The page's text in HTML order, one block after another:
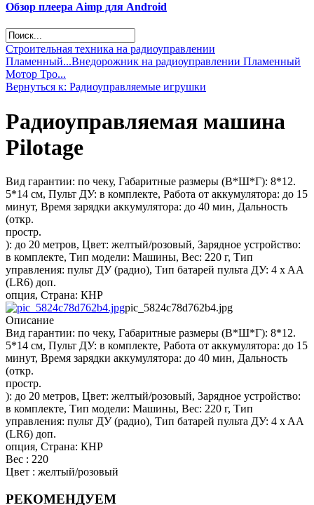
Обзор плеера Aimp для Android
Строительная техника на радиоуправлении
Пламенный...Внедорожник на радиоуправлении Пламенный
Мотор Тро...
Вернуться к: Радиоуправляемые игрушки
Радиоуправляемая машина
Pilotage
Вид гарантии: по чеку, Габаритные размеры (В*Ш*Г): 8*12.
5*14 см, Пульт ДУ: в комплекте, Работа от аккумулятора: до 15
минут, Время зарядки аккумулятора: до 40 мин, Дальность
(откр.
простр.
): до 20 метров, Цвет: желтый/розовый, Зарядное устройство:
в комплекте, Тип модели: Машины, Вес: 220 г, Тип
управления: пульт ДУ (радио), Тип батарей пульта ДУ: 4 x AA
(LR6) доп.
опция, Страна: КНР
pic_5824c78d762b4.jpg
Описание
Вид гарантии: по чеку, Габаритные размеры (В*Ш*Г): 8*12.
5*14 см, Пульт ДУ: в комплекте, Работа от аккумулятора: до 15
минут, Время зарядки аккумулятора: до 40 мин, Дальность
(откр.
простр.
): до 20 метров, Цвет: желтый/розовый, Зарядное устройство:
в комплекте, Тип модели: Машины, Вес: 220 г, Тип
управления: пульт ДУ (радио), Тип батарей пульта ДУ: 4 x AA
(LR6) доп.
опция, Страна: КНР
Вес : 220
Цвет : желтый/розовый
РЕКОМЕНДУЕМ